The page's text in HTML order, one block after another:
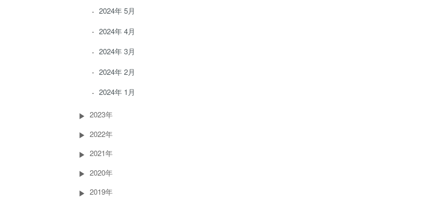
2024年 5月
2024年 4月
2024年 3月
2024年 2月
2024年 1月
2023年
2022年
2021年
2020年
2019年